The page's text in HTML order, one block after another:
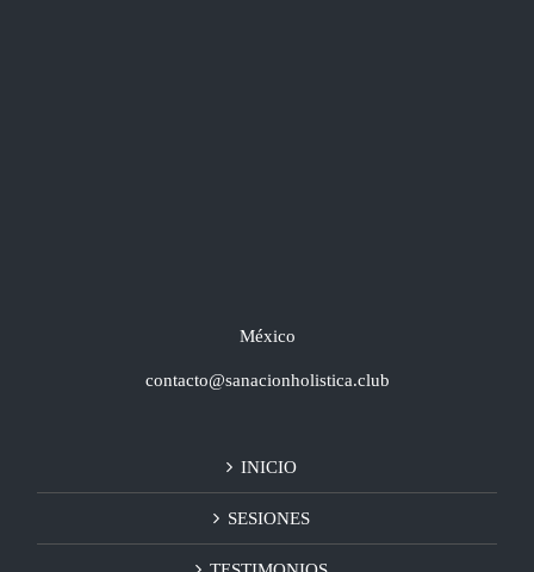
México
contacto@sanacionholistica.club
INICIO
SESIONES